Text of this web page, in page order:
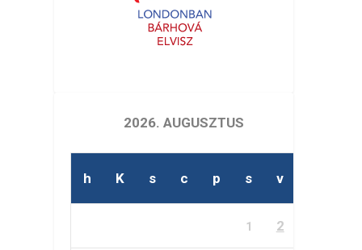
2026. AUGUSZTUS
h K s c p s v
1 2